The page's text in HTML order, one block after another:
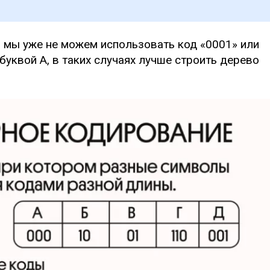
мы уже не можем использовать код «0001» или
А, в таких случаях лучше строить дерево